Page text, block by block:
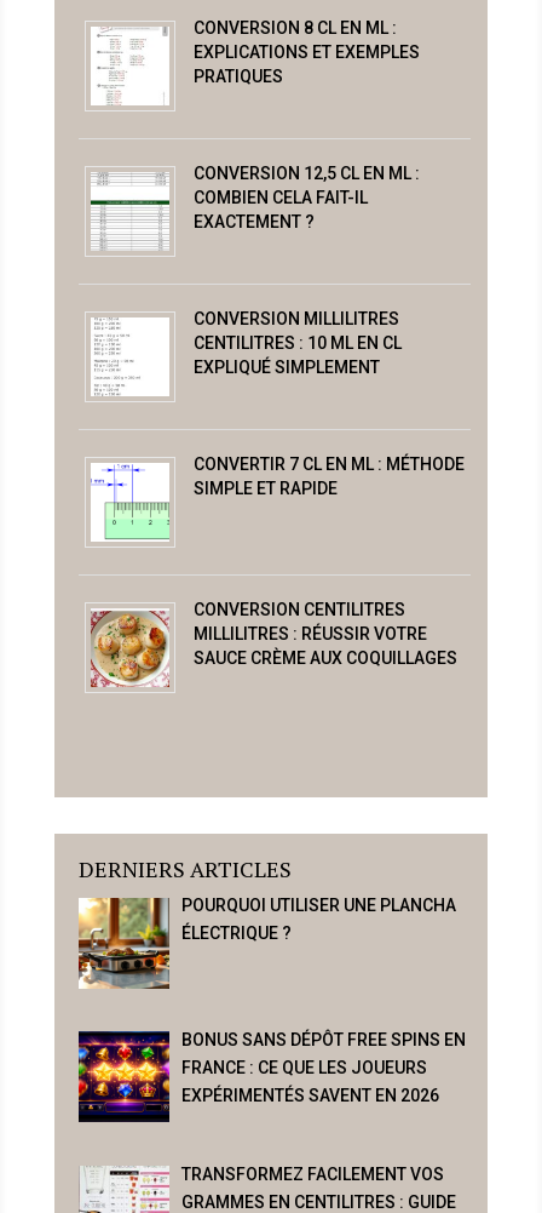
CONVERSION 8 CL EN ML :
EXPLICATIONS ET EXEMPLES
PRATIQUES
CONVERSION 12,5 CL EN ML :
COMBIEN CELA FAIT-IL
EXACTEMENT ?
CONVERSION MILLILITRES
CENTILITRES : 10 ML EN CL
EXPLIQUÉ SIMPLEMENT
CONVERTIR 7 CL EN ML : MÉTHODE
SIMPLE ET RAPIDE
CONVERSION CENTILITRES
MILLILITRES : RÉUSSIR VOTRE
SAUCE CRÈME AUX COQUILLAGES
DERNIERS ARTICLES
POURQUOI UTILISER UNE PLANCHA
ÉLECTRIQUE ?
BONUS SANS DÉPÔT FREE SPINS EN
FRANCE : CE QUE LES JOUEURS
EXPÉRIMENTÉS SAVENT EN 2026
TRANSFORMEZ FACILEMENT VOS
GRAMMES EN CENTILITRES : GUIDE